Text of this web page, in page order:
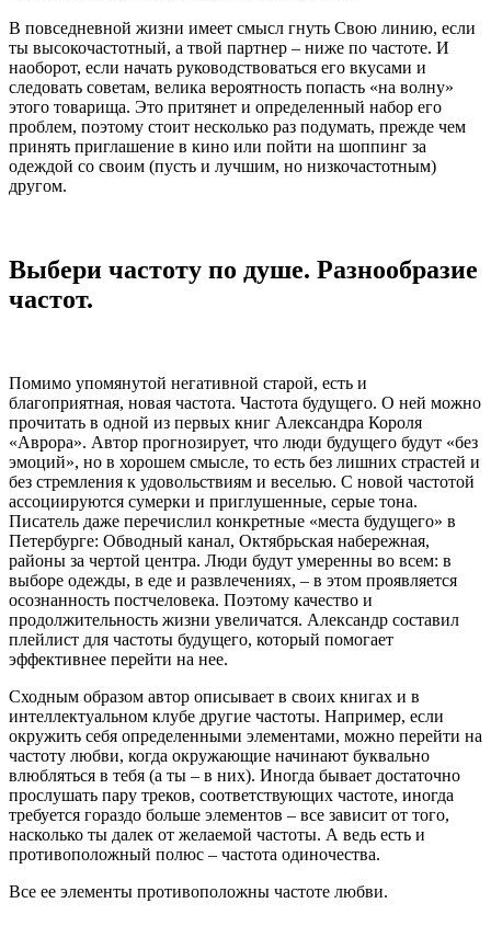
В повседневной жизни имеет смысл гнуть Свою линию, если
ты высокочастотный, а твой партнер – ниже по частоте. И
наоборот, если начать руководствоваться его вкусами и
следовать советам, велика вероятность попасть «на волну»
этого товарища. Это притянет и определенный набор его
проблем, поэтому стоит несколько раз подумать, прежде чем
принять приглашение в кино или пойти на шоппинг за
одеждой со своим (пусть и лучшим, но низкочастотным)
другом.
Выбери частоту по душе. Разнообразие
частот.
Помимо упомянутой негативной старой, есть и
благоприятная, новая частота. Частота будущего. О ней можно
прочитать в одной из первых книг Александра Короля
«Аврора». Автор прогнозирует, что люди будущего будут «без
эмоций», но в хорошем смысле, то есть без лишних страстей и
без стремления к удовольствиям и веселью. С новой частотой
ассоциируются сумерки и приглушенные, серые тона.
Писатель даже перечислил конкретные «места будущего» в
Петербурге: Обводный канал, Октябрьская набережная,
районы за чертой центра. Люди будут умеренны во всем: в
выборе одежды, в еде и развлечениях, – в этом проявляется
осознанность постчеловека. Поэтому качество и
продолжительность жизни увеличатся. Александр составил
плейлист для частоты будущего, который помогает
эффективнее перейти на нее.
Сходным образом автор описывает в своих книгах и в
интеллектуальном клубе другие частоты. Например, если
окружить себя определенными элементами, можно перейти на
частоту любви, когда окружающие начинают буквально
влюбляться в тебя (а ты – в них). Иногда бывает достаточно
прослушать пару треков, соответствующих частоте, иногда
требуется гораздо больше элементов – все зависит от того,
насколько ты далек от желаемой частоты. А ведь есть и
противоположный полюс – частота одиночества.
Все ее элементы противоположны частоте любви.